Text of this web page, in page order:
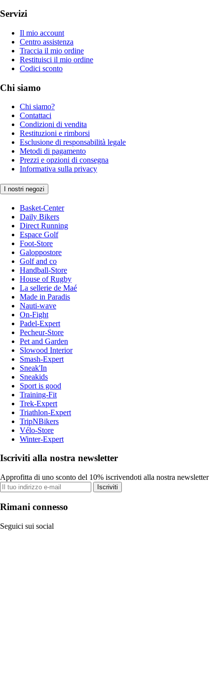
Servizi
Il mio account
Centro assistenza
Traccia il mio ordine
Restituisci il mio ordine
Codici sconto
Chi siamo
Chi siamo?
Contattaci
Condizioni di vendita
Restituzioni e rimborsi
Esclusione di responsabilità legale
Metodi di pagamento
Prezzi e opzioni di consegna
Informativa sulla privacy
I nostri negozi
Basket-Center
Daily Bikers
Direct Running
Espace Golf
Foot-Store
Galoppostore
Golf and co
Handball-Store
House of Rugby
La sellerie de Maé
Made in Paradis
Nauti-wave
On-Fight
Padel-Expert
Pecheur-Store
Pet and Garden
Slowood Interior
Smash-Expert
Sneak'In
Sneakids
Sport is good
Training-Fit
Trek-Expert
Triathlon-Expert
TripNBikers
Vélo-Store
Winter-Expert
Iscriviti alla nostra newsletter
Approfitta di uno sconto del 10% iscrivendoti alla nostra newsletter
Iscriviti
Rimani connesso
Seguici sui social